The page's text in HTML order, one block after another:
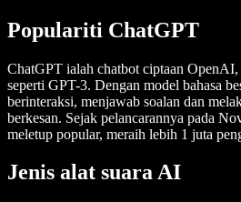
Populariti ChatGPT
ChatGPT ialah chatbot ciptaan
seperti GPT-3. Dengan model bahasa
berinteraksi, menjawab soalan dan
berkesan. Sejak pelancarannya pada
meletup popular, meraih lebih 1 juta
Jenis alat suara AI